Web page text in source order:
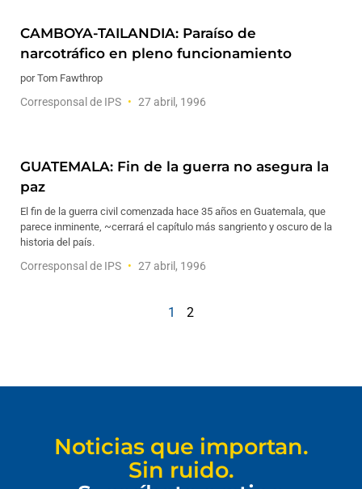
CAMBOYA-TAILANDIA: Paraíso de
narcotráfico en pleno funcionamiento
por Tom Fawthrop
Corresponsal de IPS 27 abril, 1996
GUATEMALA: Fin de la guerra no asegura la
paz
El fin de la guerra civil comenzada hace 35 años en Guatemala, que
parece inminente, ~cerrará el capítulo más sangriento y oscuro de la
historia del país.
Corresponsal de IPS 27 abril, 1996
1 2
Noticias que importan.
Sin ruido.